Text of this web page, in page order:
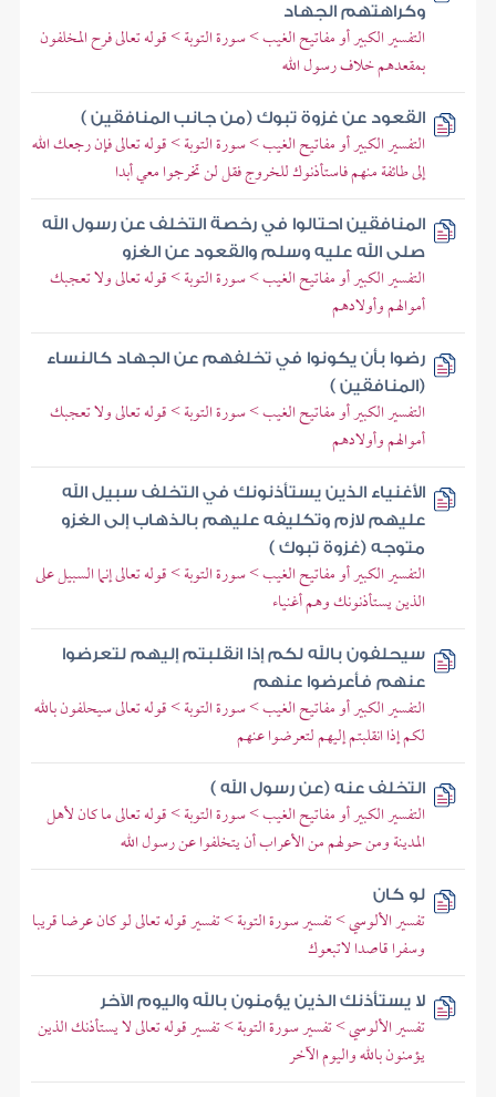
وكراهتهم الجهاد
التفسير الكبير أو مفاتيح الغيب > سورة التوبة > قوله تعالى فرح المخلفون
بمقعدهم خلاف رسول الله
القعود عن غزوة تبوك (من جانب المنافقين )
التفسير الكبير أو مفاتيح الغيب > سورة التوبة > قوله تعالى فإن رجعك الله
إلى طائفة منهم فاستأذنوك للخروج فقل لن تخرجوا معي أبدا
المنافقين احتالوا في رخصة التخلف عن رسول الله
صلى الله عليه وسلم والقعود عن الغزو
التفسير الكبير أو مفاتيح الغيب > سورة التوبة > قوله تعالى ولا تعجبك
أموالهم وأولادهم
رضوا بأن يكونوا في تخلفهم عن الجهاد كالنساء
(المنافقين )
التفسير الكبير أو مفاتيح الغيب > سورة التوبة > قوله تعالى ولا تعجبك
أموالهم وأولادهم
الأغنياء الذين يستأذنونك في التخلف سبيل الله
عليهم لازم وتكليفه عليهم بالذهاب إلى الغزو
متوجه (غزوة تبوك )
التفسير الكبير أو مفاتيح الغيب > سورة التوبة > قوله تعالى إنما السبيل على
الذين يستأذنونك وهم أغنياء
سيحلفون بالله لكم إذا انقلبتم إليهم لتعرضوا
عنهم فأعرضوا عنهم
التفسير الكبير أو مفاتيح الغيب > سورة التوبة > قوله تعالى سيحلفون بالله
لكم إذا انقلبتم إليهم لتعرضوا عنهم
التخلف عنه (عن رسول الله )
التفسير الكبير أو مفاتيح الغيب > سورة التوبة > قوله تعالى ما كان لأهل
المدينة ومن حولهم من الأعراب أن يتخلفوا عن رسول الله
لو كان
تفسير الألوسي > تفسير سورة التوبة > تفسير قوله تعالى لو كان عرضا قريبا
وسفرا قاصدا لاتبعوك
لا يستأذنك الذين يؤمنون بالله واليوم الآخر
تفسير الألوسي > تفسير سورة التوبة > تفسير قوله تعالى لا يستأذنك الذين
يؤمنون بالله واليوم الآخر